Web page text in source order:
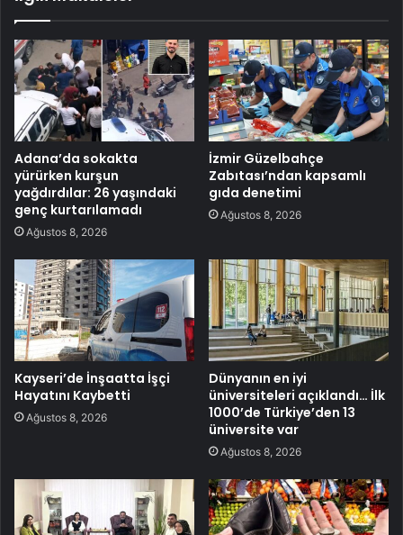
Adana’da sokakta
yürürken kurşun
yağdırdılar: 26 yaşındaki
genç kurtarılamadı
Ağustos 8, 2026
İzmir Güzelbahçe
Zabıtası’ndan kapsamlı
gıda denetimi
Ağustos 8, 2026
Kayseri’de İnşaatta İşçi
Hayatını Kaybetti
Ağustos 8, 2026
Dünyanın en iyi
üniversiteleri açıklandı… İlk
1000’de Türkiye’den 13
üniversite var
Ağustos 8, 2026